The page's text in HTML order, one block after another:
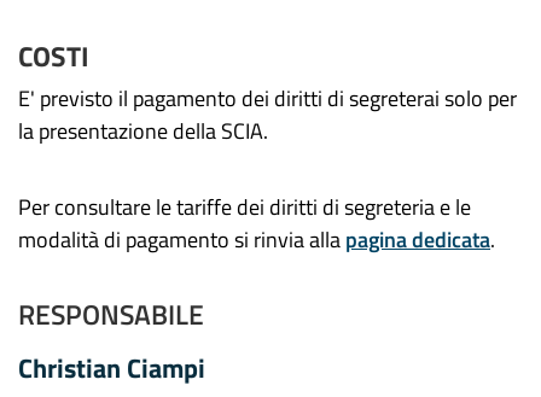
COSTI
E' previsto il pagamento dei diritti di segreterai solo per
la presentazione della SCIA.
Per consultare le tariffe dei diritti di segreteria e le
modalità di pagamento si rinvia allapagina dedicata.
RESPONSABILE
Christian Ciampi